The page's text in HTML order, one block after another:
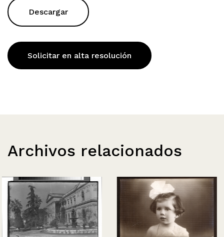
Descargar
Solicitar en alta resolución
Archivos relacionados